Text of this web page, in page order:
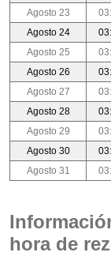
Agosto 23
Agosto 24
Agosto 25
Agosto 26
Agosto 27
Agosto 28
Agosto 29
Agosto 30
Agosto 31
hora de